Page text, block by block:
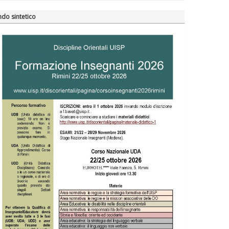
sintetico